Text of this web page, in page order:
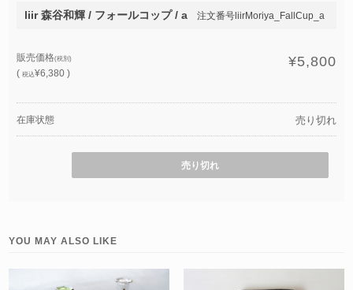
liir 森谷和輝 / フォールコップ / a 注文番号liirMoriya_FallCup_a
販売価格(税別)
(税込¥6,380 )
¥5,800
在庫状態 売り切れ
売り切れ
YOU MAY ALSO LIKE